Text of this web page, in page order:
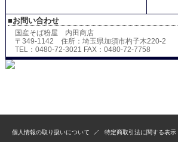
■お問い合わせ
国産そば粉屋 内田商店
〒349-1142 住所：埼玉県加須市杓子木220-2
TEL：0480-72-3021 FAX：0480-72-7758
個人情報の取り扱いについて 特定商取引法に関する表示